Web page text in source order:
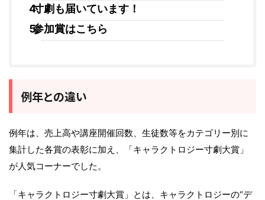
寸劇も届いています！
参加賞はこちら
例年との違い
例年は、売上高や講座開催回数、生徒数等をカテゴリー別に
集計した各賞の表彰に加え、「キャラクトロジー寸劇大賞」
が人気コーナーでした。
「キャラクトロジー寸劇大賞」とは、キャラクトロジーの“デ